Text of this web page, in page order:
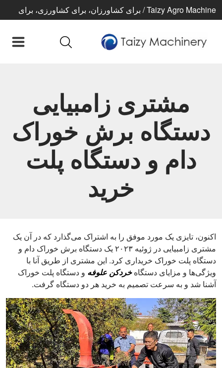
Taizy Agro Machine / برای کشاورزان، برای کشاورزی، برای
مشتری زامبیایی
دستگاه برش خوراک
دام و دستگاه پلت
خرید
اکنون، تایزی یک مورد موفق را به اشتراک می‌گذارد که در آن یک
مشتری زامبیایی در ژوئیه ۲۰۲۳ یک دستگاه برش خوراک دام و
دستگاه پلت خوراک خریداری کرد. این مشتری از طریق آنا با
ویژگی‌ها و مزایای دستگاهخردکن علوفه و دستگاه پلت خوراک
آشنا شد و به سرعت تصمیم به خرید هر دو دستگاه گرفت.